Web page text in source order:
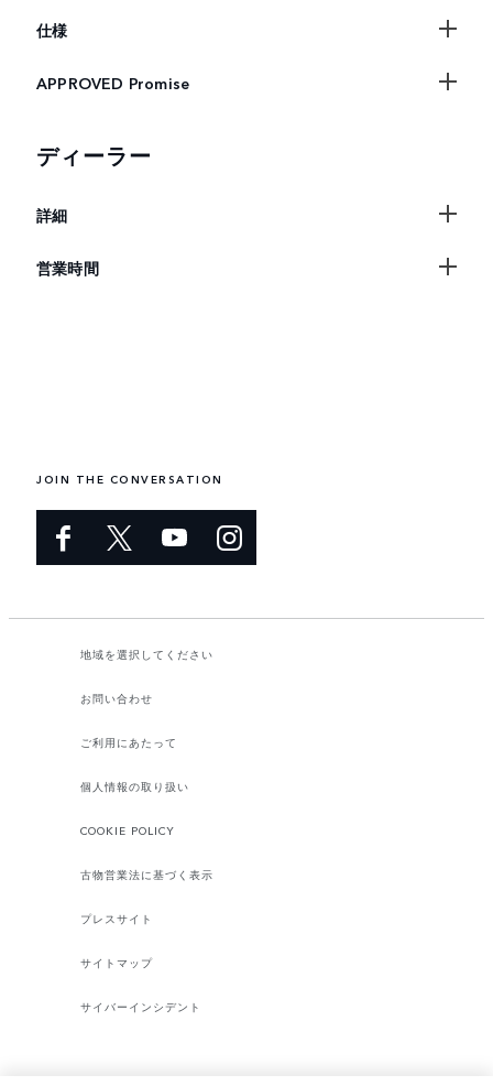
仕様
APPROVED Promise
ディーラー
詳細
営業時間
JOIN THE CONVERSATION
地域を選択してください​
お問い合わせ
ご利用にあたって
個人情報の取り扱い
COOKIE POLICY
古物営業法に基づく表示
プレスサイト
サイトマップ
サイバーインシデント